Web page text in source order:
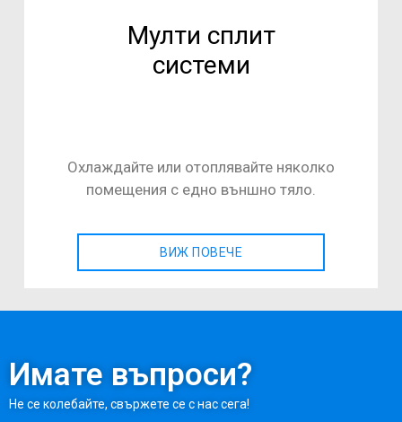
Мулти сплит
системи
Охлаждайте или отоплявайте няколко
помещения с едно външно тяло.
ВИЖ ПОВЕЧЕ
Имате въпроси?
Не се колебайте, свържете се с нас сега!